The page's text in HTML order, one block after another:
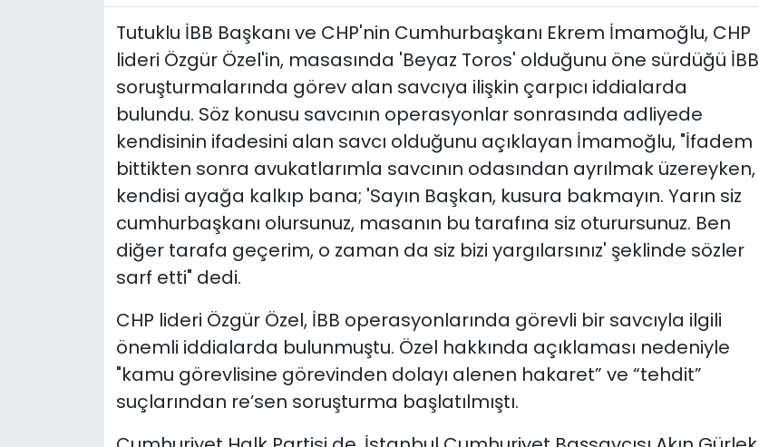
Tutuklu İBB Başkanı ve CHP'nin Cumhurbaşkanı Ekrem İmamoğlu, CHP
lideri Özgür Özel'in, masasında 'Beyaz Toros' olduğunu öne sürdüğü İBB
soruşturmalarında görev alan savcıya ilişkin çarpıcı iddialarda
bulundu. Söz konusu savcının operasyonlar sonrasında adliyede
kendisinin ifadesini alan savcı olduğunu açıklayan İmamoğlu, "İfadem
bittikten sonra avukatlarımla savcının odasından ayrılmak üzereyken,
kendisi ayağa kalkıp bana; 'Sayın Başkan, kusura bakmayın. Yarın siz
cumhurbaşkanı olursunuz, masanın bu tarafına siz oturursunuz. Ben
diğer tarafa geçerim, o zaman da siz bizi yargılarsınız' şeklinde sözler
sarf etti" dedi.
CHP lideri Özgür Özel, İBB operasyonlarında görevli bir savcıyla ilgili
önemli iddialarda bulunmuştu. Özel hakkında açıklaması nedeniyle
"kamu görevlisine görevinden dolayı alenen hakaret” ve “tehdit”
suçlarından re’sen soruşturma başlatılmıştı.